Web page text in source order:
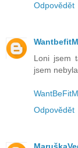
Odpovědět
WantbefitM
Loni jsem
jsem
WantBeFitM
Odpovědět